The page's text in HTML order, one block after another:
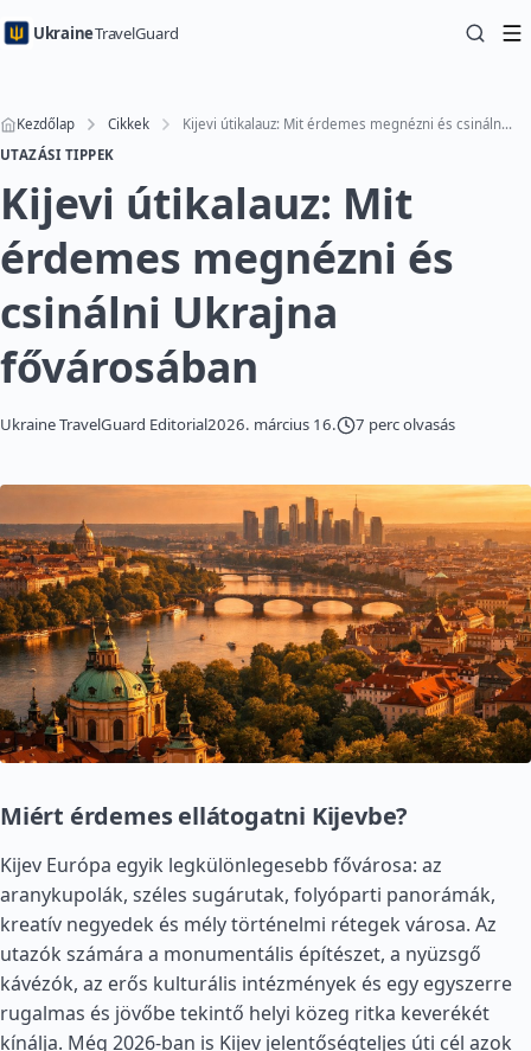
UkraineTravelGuard
Kezdőlap Cikkek
Kijevi útikalauz: Mit érdemes megnézni és csinálni Ukrajna fővárosában
UTAZÁSI TIPPEK
Kijevi útikalauz: Mit
érdemes megnézni és
csinálni Ukrajna
fővárosában
Ukraine TravelGuard Editorial2026. március 16. 7 perc olvasás
Miért érdemes ellátogatni Kijevbe?
Kijev Európa egyik legkülönlegesebb fővárosa: az
aranykupolák, széles sugárutak, folyóparti panorámák,
kreatív negyedek és mély történelmi rétegek városa. Az
utazók számára a monumentális építészet, a nyüzsgő
kávézók, az erős kulturális intézmények és egy egyszerre
rugalmas és jövőbe tekintő helyi közeg ritka keverékét
kínálja. Még 2026-ban is Kijev jelentőségteljes úti cél azok